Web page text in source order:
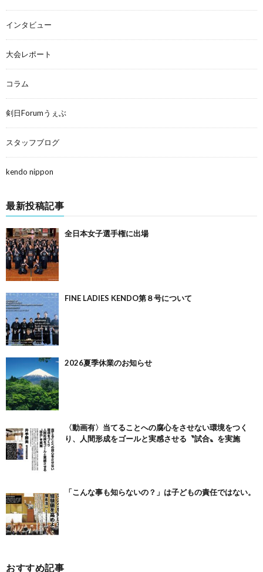
インタビュー
大会レポート
コラム
剣日Forumうぇぶ
スタッフブログ
kendo nippon
最新投稿記事
全日本女子選手権に出場
FINE LADIES KENDO第８号について
2026夏季休業のお知らせ
〈動画有〉当てることへの腐心をさせない環境をつく
り、人間形成をゴールと実感させる〝試合〟を実施
「こんな事も知らないの？」は子どもの責任ではない。
おすすめ記事